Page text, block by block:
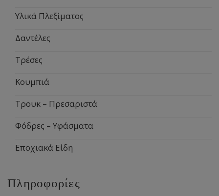
Υλικά Πλεξίματος
Δαντέλες
Τρέσες
Κουμπιά
Τρουκ – Πρεσαριστά
Φόδρες – Υφάσματα
Εποχιακά Είδη
Πληροφορίες